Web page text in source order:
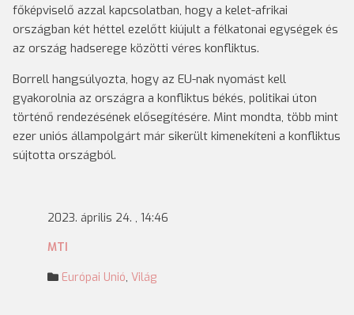
főképviselő azzal kapcsolatban, hogy a kelet-afrikai
országban két héttel ezelőtt kiújult a félkatonai egységek és
az ország hadserege közötti véres konfliktus.
Borrell hangsúlyozta, hogy az EU-nak nyomást kell
gyakorolnia az országra a konfliktus békés, politikai úton
történő rendezésének elősegítésére. Mint mondta, több mint
ezer uniós állampolgárt már sikerült kimenekíteni a konfliktus
sújtotta országból.
2023. április 24. , 14:46
MTI
Európai Unió, Világ